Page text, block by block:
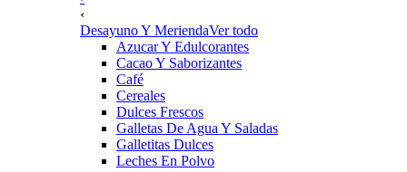
‹
Desayuno Y MeriendaVer todo
Azucar Y Edulcorantes
Cacao Y Saborizantes
Café
Cereales
Dulces Frescos
Galletas De Agua Y Saladas
Galletitas Dulces
Leches En Polvo